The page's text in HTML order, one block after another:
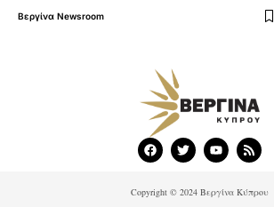
Βεργίνα Newsroom
Copyright © 2024 Βεργίνα Κύπρου